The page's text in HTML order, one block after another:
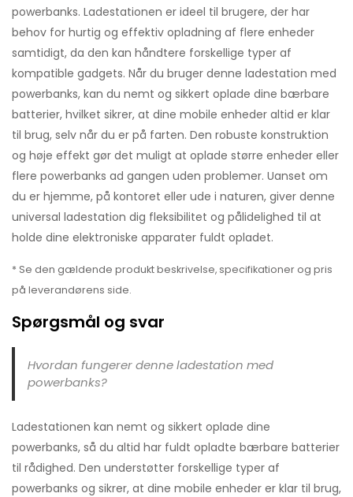
powerbanks. Ladestationen er ideel til brugere, der har
behov for hurtig og effektiv opladning af flere enheder
samtidigt, da den kan håndtere forskellige typer af
kompatible gadgets. Når du bruger denne ladestation med
powerbanks, kan du nemt og sikkert oplade dine bærbare
batterier, hvilket sikrer, at dine mobile enheder altid er klar
til brug, selv når du er på farten. Den robuste konstruktion
og høje effekt gør det muligt at oplade større enheder eller
flere powerbanks ad gangen uden problemer. Uanset om
du er hjemme, på kontoret eller ude i naturen, giver denne
universal ladestation dig fleksibilitet og pålidelighed til at
holde dine elektroniske apparater fuldt opladet.
* Se den gældende produkt beskrivelse, specifikationer og pris
på leverandørens side.
Spørgsmål og svar
Hvordan fungerer denne ladestation med
powerbanks?
Ladestationen kan nemt og sikkert oplade dine
powerbanks, så du altid har fuldt opladte bærbare batterier
til rådighed. Den understøtter forskellige typer af
powerbanks og sikrer, at dine mobile enheder er klar til brug,